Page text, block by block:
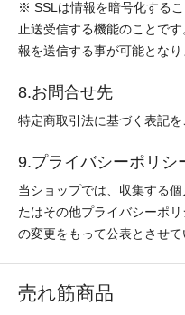
※ SSLは情報を暗号化する
止送受信する機能のことで
報を送信する事が可能となり
8.お問合せ先
特定商取引法に基づく表記を
9.プライバシーポリシ
当ショップでは、収集する
たはその他プライバシーポ
の変更をもって公表とさせて
売れ筋商品